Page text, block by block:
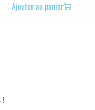
Ajouter au panier
!